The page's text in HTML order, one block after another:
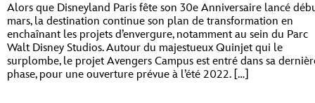
Alors que Disneyland Paris fête son 30e Anniversaire lancé
mars, la destination continue son plan de transformation en
enchaînant les projets d’envergure, notamment au sein du Parc
Walt Disney Studios. Autour du majestueux Quinjet qui le
surplombe, le projet Avengers Campus est entré dans sa
phase, pour une ouverture prévue à l’été 2022. […]